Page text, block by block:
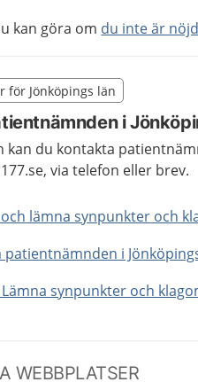
kan göra om du inte är
region Jönköpings län
för Jönköpings län
i
kan du kontakta
via telefon eller brev.
och lämna synpunkter och
patientnämnden i
synpunkter och
tillägget från region
WEBBPLATSER